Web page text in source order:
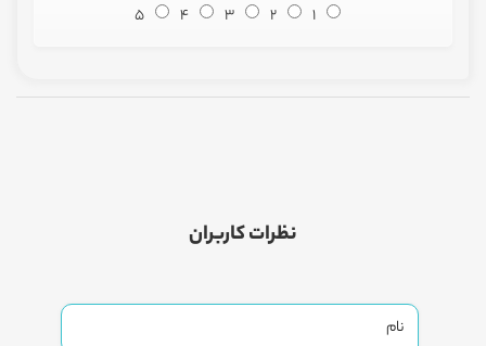
1
2
3
4
5
نظرات کاربران